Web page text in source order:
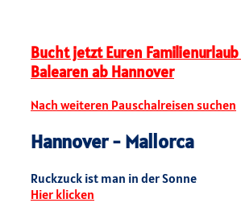
Bucht jetzt Euren
Balearen ab Hannover
Nach weiteren Pauschalreisen suchen
Hannover - Mallorca
Ruckzuck ist man in der Sonne
Hier klicken